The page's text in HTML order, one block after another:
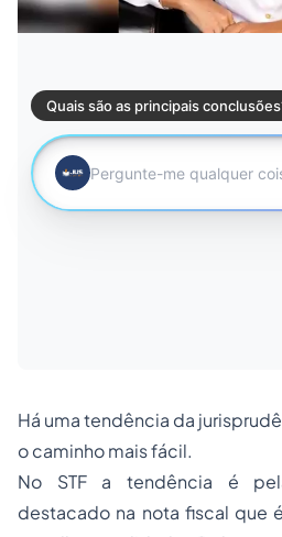
Há uma tendência da
o caminho mais fácil.
No STF a tendência é
destacado na nota fiscal que